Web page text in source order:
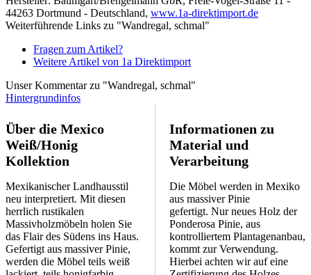
44263 Dortmund - Deutschland, www.1a-direktimport.de
Weiterführende Links zu "Wandregal, schmal"
Fragen zum Artikel?
Weitere Artikel von 1a Direktimport
Unser Kommentar zu "Wandregal, schmal"
Hintergrundinfos
Über die Mexico
Weiß/Honig
Kollektion
Mexikanischer Landhausstil
neu interpretiert. Mit diesen
herrlich rustikalen
Massivholzmöbeln holen Sie
das Flair des Südens ins Haus.
Gefertigt aus massiver Pinie,
werden die Möbel teils weiß
Informationen zu
Material und
Verarbeitung
Die Möbel werden in Mexiko
aus massiver Pinie
gefertigt. Nur neues Holz der
Ponderosa Pinie, aus
kontrolliertem Plantagenanbau,
kommt zur Verwendung.
Hierbei achten wir auf eine